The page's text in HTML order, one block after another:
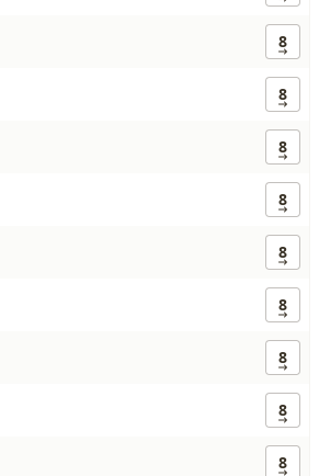
8
8
8
8
8
8
8
8
8